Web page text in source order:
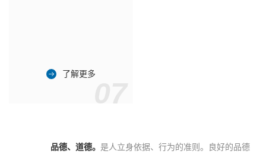
了解更多
品德、道德。 是人立身依据、行为的准则。良好的品德